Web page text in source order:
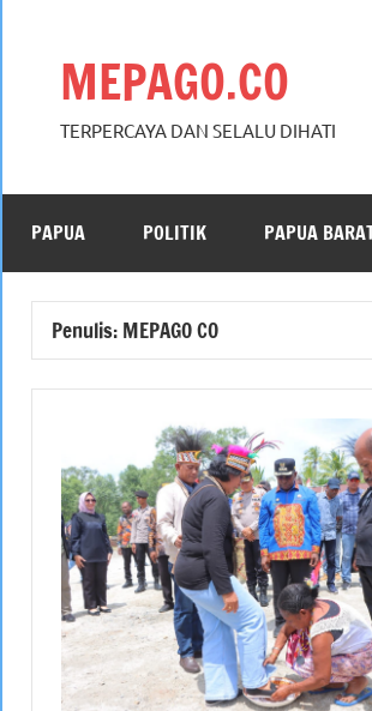
MEPAGO.CO
TERPERCAYA DAN SELALU DIHATI
PAPUA POLITIK PAPUA
Penulis: MEPAGO CO